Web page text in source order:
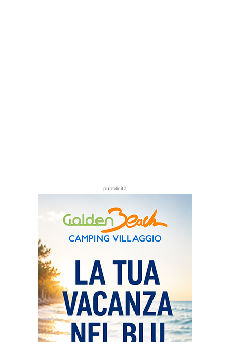
pubblicità